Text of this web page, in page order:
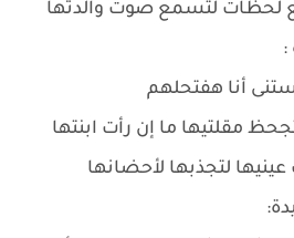
لحظات لتسمع صوت والدتها
:
أنا هفتحلهم
مقلتيها ما إن رأت ابنتها
لتجذبها لأحضانها